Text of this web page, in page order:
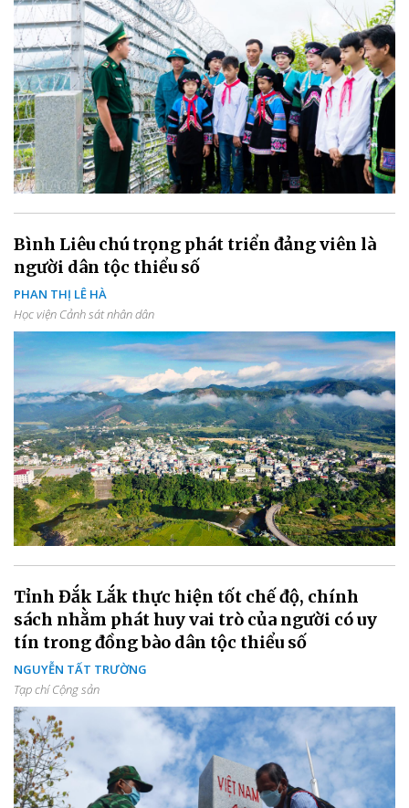
Bình Liêu chú trọng phát triển đảng viên là
người dân tộc thiểu số
PHAN THỊ LÊ HÀ
Học viện Cảnh sát nhân dân
Tỉnh Đắk Lắk thực hiện tốt chế độ, chính
sách nhằm phát huy vai trò của người có uy
tín trong đồng bào dân tộc thiểu số
NGUYỄN TẤT TRƯỜNG
Tạp chí Cộng sản